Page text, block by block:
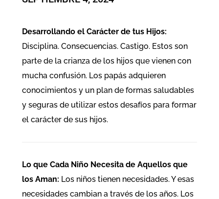
Desarrollando el Carácter de tus Hijos:
Disciplina. Consecuencias. Castigo. Estos son
parte de la crianza de los hijos que vienen con
mucha confusión. Los papás adquieren
conocimientos y un plan de formas saludables
y seguras de utilizar estos desafíos para formar
el carácter de sus hijos.
Lo que Cada Niño Necesita de Aquellos que
los Aman: Los niños tienen necesidades. Y esas
necesidades cambian a través de los años. Los